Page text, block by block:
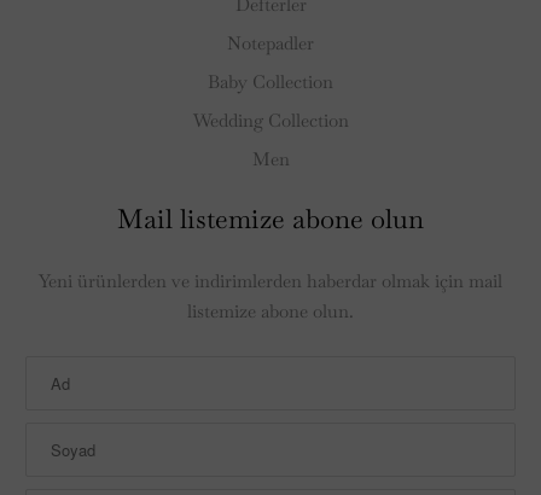
Notepadler
Baby Collection
Wedding Collection
Men
Mail listemize abone olun
Yeni ürünlerden ve indirimlerden haberdar olmak için mail
listemize abone olun.